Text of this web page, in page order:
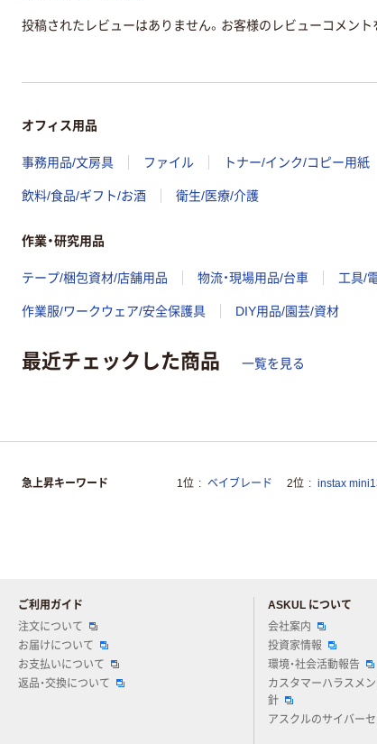
投稿されたレビューはありません。お客様のレビューコメント
オフィス用品
事務用品/文房具 ファイル トナー/インク/コピー用紙
飲料/食品/ギフト/お酒 衛生/医療/介護
作業・研究用品
テープ/梱包資材/店舗用品 物流・現場用品/台車 工具/
作業服/ワークウェア/安全保護具 DIY用品/園芸/資材
最近チェックした商品 一覧を見る
急上昇キーワード 1位 ベイブレード 2位 instax
ご利用ガイド
注文について
お届けについて
お支払いについて
返品・交換について
ASKUL について
会社案内
投資家情報
環境・社会活動報告
カスタマーハラスメ
針
アスクルのサイバー